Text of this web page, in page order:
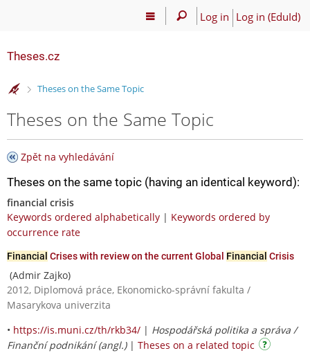
Log in Log in (EduId)
Theses.cz
>
Theses on the Same Topic
Theses on the Same Topic
Zpět na vyhledávání
Theses on the same topic (having an identical keyword):
financial crisis
Keywords ordered alphabetically | Keywords ordered by
occurrence rate
Financial Crises with review on the current Global Financial Crisis
(Admir Zajko)
2012, Diplomová práce, Ekonomicko-správní fakulta /
Masarykova univerzita
• https://is.muni.cz/th/rkb34/ | Hospodářská politika a správa /
Finanční podnikání (angl.)| Theses on a related topic